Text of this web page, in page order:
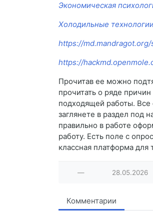
Экономическая
Холодильные
https://md.mandragot.org/
https://
Прочитав ее можно
прочитать о ряде
подходящей работы. Все
заглянете в раздел под
правильно в работе
работу. Есть поле с
классная платформа для
— 28.05.2026
Комментарии